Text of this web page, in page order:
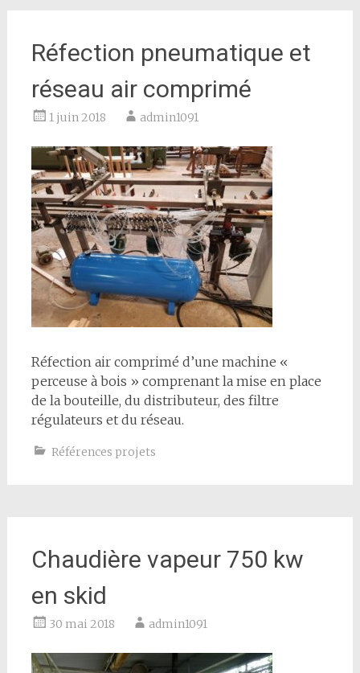
Réfection pneumatique et
réseau air comprimé
1 juin 2018 admin1091
Réfection air comprimé d’une machine «
perceuse à bois » comprenant la mise en place
de la bouteille, du distributeur, des filtre
régulateurs et du réseau.
Références projets
Chaudière vapeur 750 kw
en skid
30 mai 2018 admin1091